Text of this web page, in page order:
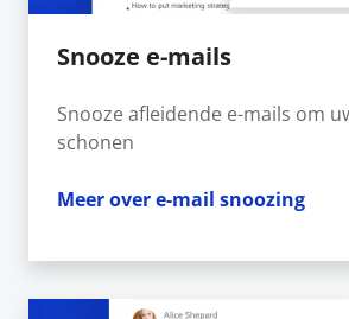
Snooze e-mails
Snooze afleidende e-mails om
schonen
Meer over e-mail snoozing